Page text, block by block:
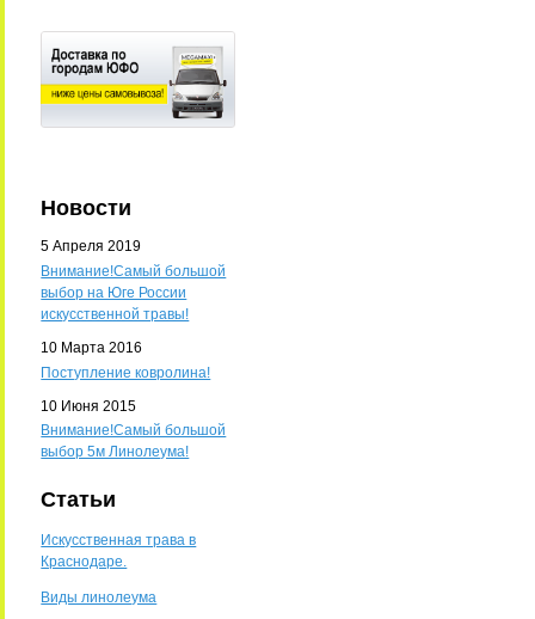
Новости
5 Апреля 2019
Внимание!Самый большой
выбор на Юге России
искусственной травы!
10 Марта 2016
Поступление ковролина!
10 Июня 2015
Внимание!Самый большой
выбор 5м Линолеума!
Статьи
Искусственная трава в
Краснодаре.
Виды линолеума